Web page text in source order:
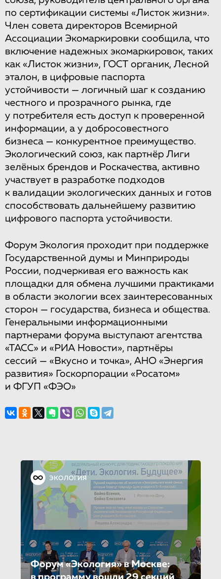
по сертификации системы «Листок жизни».
Член совета директоров Всемирной
Ассоциации Экомаркировки сообщила, что
включение надежных экомаркировок, таких
как «Листок жизни», ГОСТ органик, Лесной
эталон, в цифровые паспорта
устойчивости — логичный шаг к созданию
честного и прозрачного рынка, где
у потребителя есть доступ к проверенной
информации, а у добросовестного
бизнеса — конкурентное преимущество.
Экологический союз, как партнёр Лиги
зелёных брендов и Роскачества, активно
участвует в разработке подходов
к валидации экологических данных и готов
способствовать дальнейшему развитию
цифрового паспорта устойчивости.
Форум Экология проходит при поддержке
Государственной думы и Минприроды
России, подчеркивая его важность как
площадки для обмена лучшими практиками
в области экологии всех заинтересованных
сторон — государства, бизнеса и общества.
Генеральными информационными
партнерами форума выступают агентства
«ТАСС» и «РИА Новости», партнёры
сессий — «Вкусно и точка», АНО «Энергия
развития» Госкорпорации «Росатом»
и ФГУП «ФЭО»
ЭКОЛОГИЯ
Форум «Экология» в Москве:
в программу вошли 29 секций